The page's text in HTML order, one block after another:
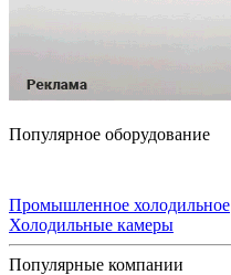
Популярное оборудование
Промышленное холодильное
Холодильные камеры
Популярные компании